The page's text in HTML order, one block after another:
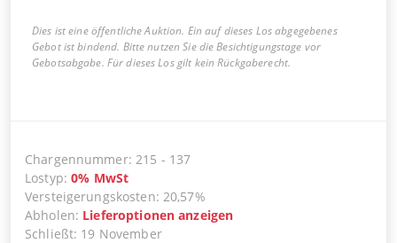
Dies ist eine öffentliche Auktion. Ein auf dieses Los abgegebenes
Gebot ist bindend. Bitte nutzen Sie die Besichtigungstage vor
Gebotsabgabe. Für dieses Los gilt kein Rückgaberecht.
Chargennummer:215 - 137
Lostyp:0% MwSt
Versteigerungskosten: 20,57%
Abholen: Lieferoptionen anzeigen
Schließt: 19 November